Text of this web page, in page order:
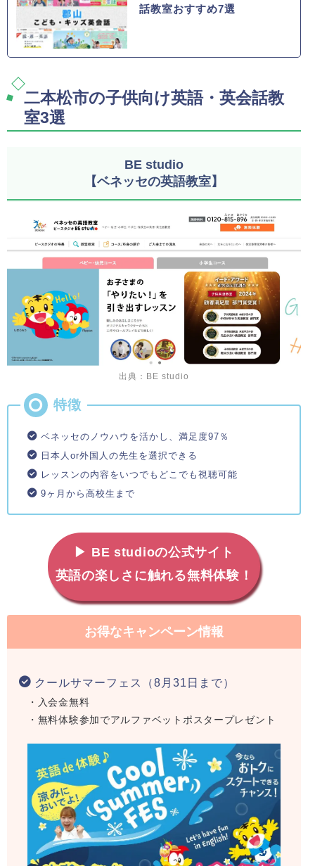
話教室おすすめ7選
二本松市の子供向け英語・英会話教
室3選
BE studio
【ベネッセの英語教室】
出典：BE studio
ベネッセのノウハウを活かし、満足度97％
日本人or外国人の先生を選択できる
レッスンの内容をいつでもどこでも視聴可能
9ヶ月から高校生まで
▶ BE studioの公式サイト
英語の楽しさに触れる無料体験！
お得なキャンペーン情報
クールサマーフェス（8月31日まで）
・入会金無料
・無料体験参加でアルファベットポスタープレゼント